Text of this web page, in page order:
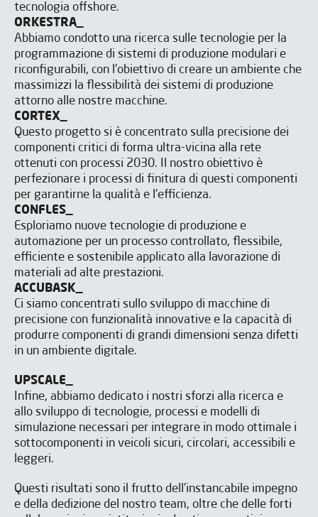
tecnologia offshore.
ORKESTRA_
Abbiamo condotto una ricerca sulle tecnologie per la
programmazione di sistemi di produzione modulari e
riconfigurabili, con l'obiettivo di creare un ambiente che
massimizzi la flessibilità dei sistemi di produzione
attorno alle nostre macchine.
CORTEX_
Questo progetto si è concentrato sulla precisione dei
componenti critici di forma ultra-vicina alla rete
ottenuti con processi 2030. Il nostro obiettivo è
perfezionare i processi di finitura di questi componenti
per garantirne la qualità e l'efficienza.
CONFLES_
Esploriamo nuove tecnologie di produzione e
automazione per un processo controllato, flessibile,
efficiente e sostenibile applicato alla lavorazione di
materiali ad alte prestazioni.
ACCUBASK_
Ci siamo concentrati sullo sviluppo di macchine di
precisione con funzionalità innovative e la capacità di
produrre componenti di grandi dimensioni senza difetti
in un ambiente digitale.
UPSCALE_
Infine, abbiamo dedicato i nostri sforzi alla ricerca e
allo sviluppo di tecnologie, processi e modelli di
simulazione necessari per integrare in modo ottimale i
sottocomponenti in veicoli sicuri, circolari, accessibili e
leggeri.
Questi risultati sono il frutto dell'instancabile impegno
e della dedizione del nostro team, oltre che delle forti